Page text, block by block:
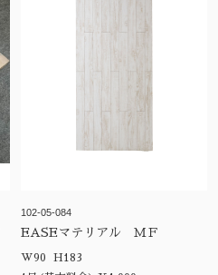
102-05-084
EASEマテリアル ＭＦ
W90 H183